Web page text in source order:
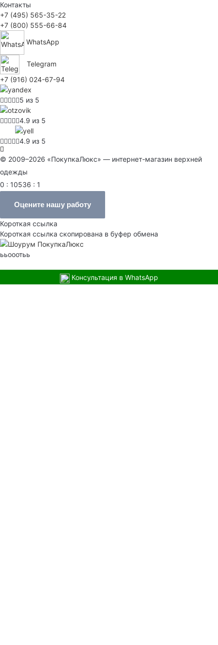
Контакты
+7 (495) 565-35-22
+7 (800) 555-66-84
WhatsApp
Telegram
+7 (916) 024-67-94
5 из 5
4.9 из 5
4.9 из 5
© 2009–2026 «ПокупкаЛюкс» — интернет-магазин верхней
одежды
0 : 10536 : 1
Оцените нашу работу
Короткая ссылка
Короткая ссылка скопирована в буфер обмена
ььооотьь
Консультация в WhatsApp